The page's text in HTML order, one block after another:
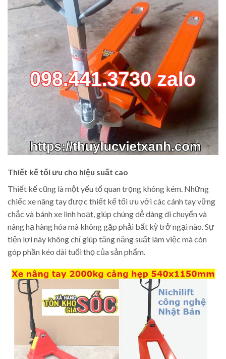
Thiết kế tối ưu cho hiệu suất cao
Thiết kế cũng là một yếu tố quan trọng không kém. Những
chiếc xe nâng tay được thiết kế tối ưu với các cánh tay vững
chắc và bánh xe linh hoạt, giúp chúng dễ dàng di chuyển và
nâng hạ hàng hóa mà không gặp phải bất kỳ trở ngại nào. Sự
tiện lợi này không chỉ giúp tăng năng suất làm việc mà còn
góp phần kéo dài tuổi thọ của sản phẩm.